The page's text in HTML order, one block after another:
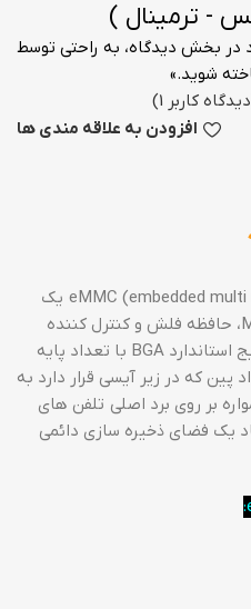
- ترمینال )
در بخش دیدگاه، به راحتی توسط
شوید.»
کاربر 1
)
افزودن به علاقه مندی ها
آی سی هارد یا eMMC (embedded multi media controller) یک
مجموعه 3 بخشی شامل رابط MMC، حافظه فلش و کنترل کننده
فلش مموری تشکیل شده و در پکیج استاندارد BGA با تعداد پایه
153،162،95 و 221 تعداد پین که در زیر آیسی قرار دارد به
بر روی برد اصلی تلفن های
یک فضای ذخیره سازی دائمی